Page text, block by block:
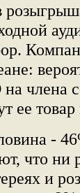
на члена
ее
-
что ни
и